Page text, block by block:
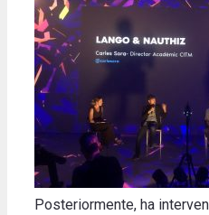
Posteriormente, ha